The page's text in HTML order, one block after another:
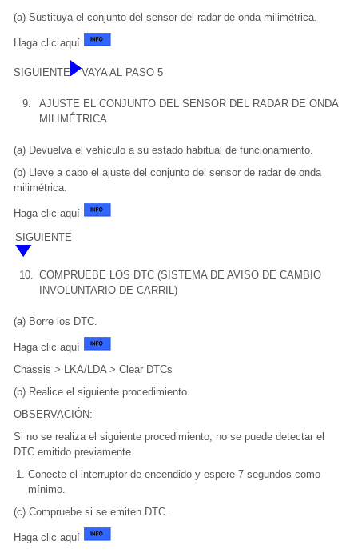
(a) Sustituya el conjunto del sensor del radar de onda milimétrica.
Haga clic aquí
SIGUIENTE VAYA AL PASO 5
9.
AJUSTE EL CONJUNTO DEL SENSOR DEL RADAR DE ONDA
MILIMÉTRICA
(a) Devuelva el vehículo a su estado habitual de funcionamiento.
(b) Lleve a cabo el ajuste del conjunto del sensor de radar de onda
milimétrica.
Haga clic aquí
SIGUIENTE
10. COMPRUEBE LOS DTC (SISTEMA DE AVISO DE CAMBIO
INVOLUNTARIO DE CARRIL)
(a) Borre los DTC.
Haga clic aquí
Chassis > LKA/LDA > Clear DTCs
(b) Realice el siguiente procedimiento.
OBSERVACIÓN:
Si no se realiza el siguiente procedimiento, no se puede detectar el
DTC emitido previamente.
Conecte el interruptor de encendido y espere 7 segundos como
mínimo.
(c) Compruebe si se emiten DTC.
Haga clic aquí